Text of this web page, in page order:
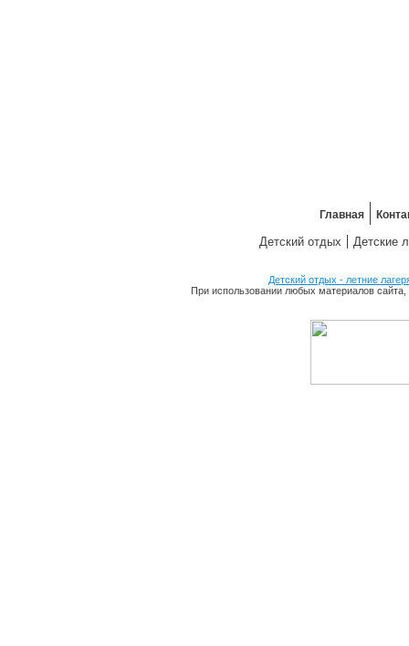
Главная
Детский отдых Детские
Детский отдых - летние
При использовании любых материалов